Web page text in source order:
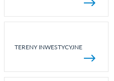
TERENY INWESTYCYJNE